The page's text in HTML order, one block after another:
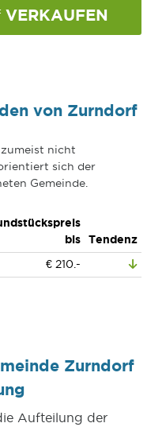
VERKAUFEN
von Zurndorf
nicht
sich der
Gemeinde.
bis
Tendenz
€ 210.-
Zurndorf
Aufteilung der